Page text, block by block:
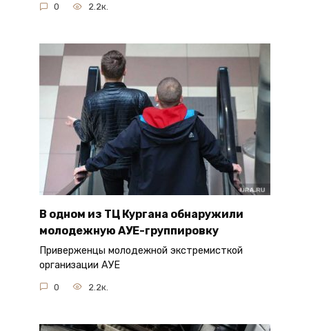
0 2.2к.
В одном из ТЦ Кургана обнаружили
молодежную АУЕ-группировку
Приверженцы молодежной экстремисткой
организации АУЕ
0 2.2к.